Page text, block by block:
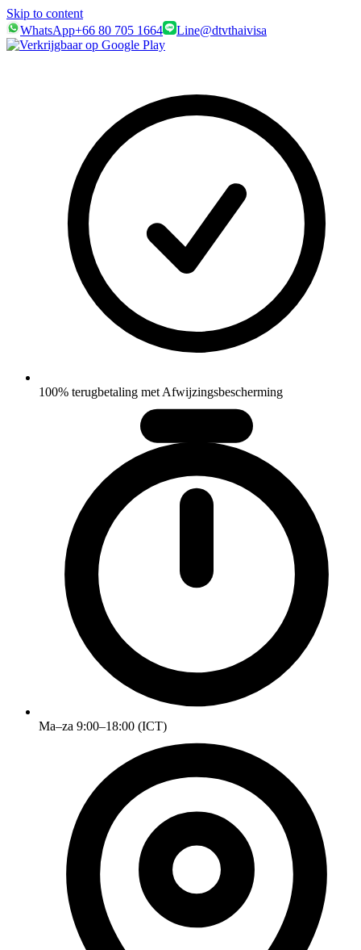
Skip to content
WhatsApp+66 80 705 1664 Line@dtvthaivisa
100% terugbetaling met Afwijzingsbescherming
Ma–za 9:00–18:00 (ICT)